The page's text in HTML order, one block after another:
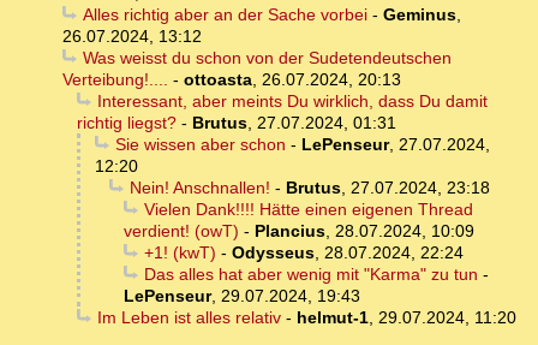
Alles richtig aber an der Sache vorbei- Geminus,
26.07.2024, 13:12
Was weisst du schon von der Sudetendeutschen
Verteibung!.... - ottoasta, 26.07.2024, 20:13
Interessant, aber meints Du wirklich, dass Du damit
richtig liegst? - Brutus, 27.07.2024, 01:31
Sie wissen aber schon - LePenseur, 27.07.2024,
12:20
Nein! Anschnallen! - Brutus, 27.07.2024, 23:18
Vielen Dank!!!! Hätte einen eigenen Thread
verdient! (owT) - Plancius, 28.07.2024, 10:09
+1! (kwT) - Odysseus, 28.07.2024, 22:24
Das alles hat aber wenig mit "Karma" zu tun -
LePenseur, 29.07.2024, 19:43
Im Leben ist alles relativ- helmut-1, 29.07.2024, 11:20